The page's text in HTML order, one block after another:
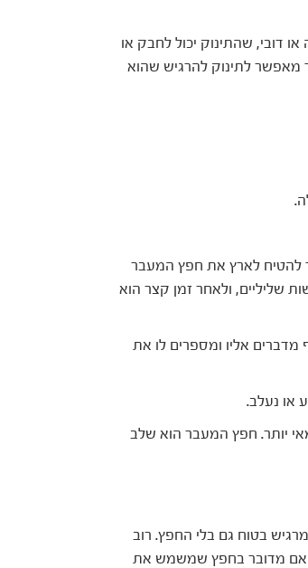
דובי, שהתינוק יכול לחבק או
מאפשר לתינוק להרגיש שהוא
להטיח לארץ את חפץ המעבר
שליליים, ולאחר זמן קצר הוא
אליו ומספרים לו את
או נעלב.
יותר. חפץ המעבר הוא שלב
בטוח גם בלי החפץ. רוב
אם מדובר בחפץ שמשמש את